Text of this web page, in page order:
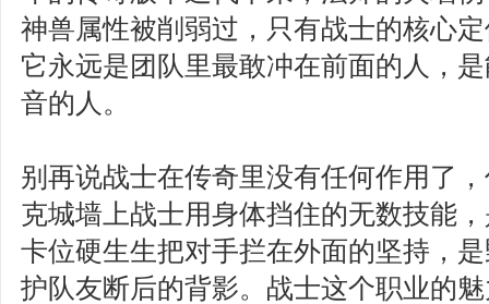
神兽属性被削弱过，只有战士的核心
它永远是团队里最敢冲在前面的人，
音的人。
别再说战士在传奇里没有任何作用了
克城墙上战士用身体挡住的无数技能
卡位硬生生把对手拦在外面的坚持，
护队友断后的背影。战士这个职业的